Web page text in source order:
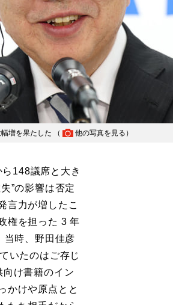
増を果たした （ 他の写真を見る ）
148議席と大き
”の影響は否定
言力が増したこ
権を担った 3 年
当時、野田佳彦
いたのはご存じ
け書籍のイン
かけや原点とと